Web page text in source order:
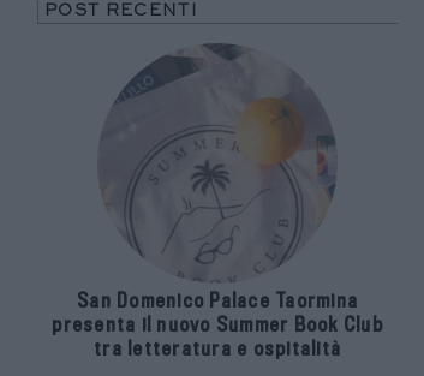
POST RECENTI
San Domenico Palace Taormina
presenta il nuovo Summer Book Club
tra letteratura e ospitalità